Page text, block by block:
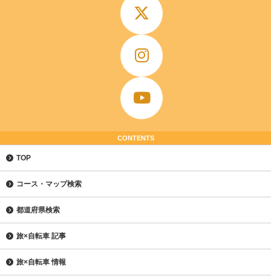
CONTENTS
TOP
コース・マップ検索
都道府県検索
旅×自転車 記事
旅×自転車 情報